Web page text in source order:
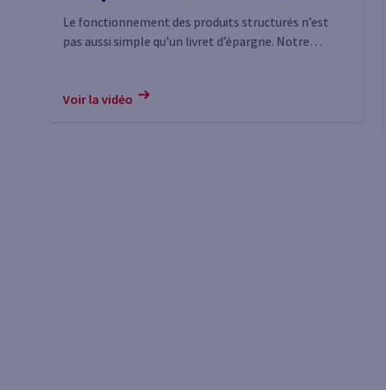
Le fonctionnement des produits structurés n’est
pas aussi simple qu’un livret d’épargne. Notre
Voir la vidéo